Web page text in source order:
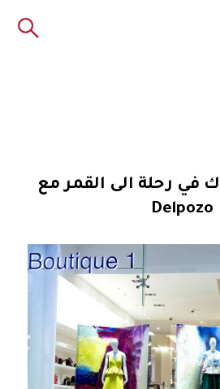
يأخذك في رحلة الى القمر مع
Delpozo